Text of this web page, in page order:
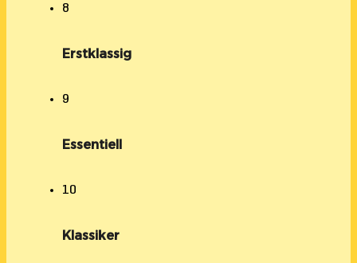
8
Erstklassig
9
Essentiell
10
Klassiker